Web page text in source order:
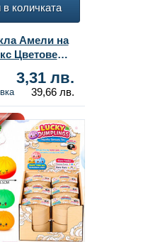
количката
Амели на
Цветове
3,31 лв.
39,66 лв.